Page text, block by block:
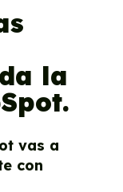
la
vas a
con